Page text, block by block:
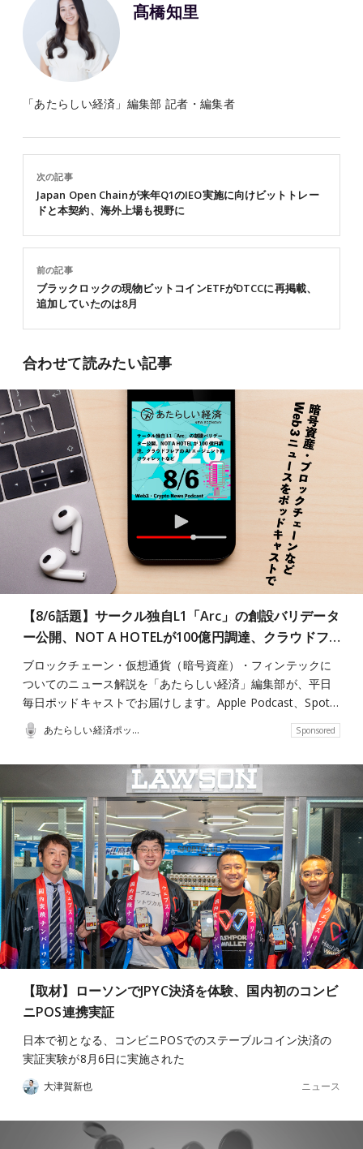
髙橋知里
「あたらしい経済」編集部 記者・編集者
前の記事
ブラックロックの現物ビットコインETFがDTCCに再掲載、
追加していたのは8月
次の記事
Japan Open Chainが来年Q1のIEO実施に向けビットトレー
ドと本契約、海外上場も視野に
合わせて読みたい記事
【8/6話題】サークル独自L1「Arc」の創設バリデータ
ー公開、NOT A HOTELが100億円調達、クラウドフ…
ブロックチェーン・仮想通貨（暗号資産）・フィンテックに
ついてのニュース解説を「あたらしい経済」編集部が、平日
毎日ポッドキャストでお届けします。Apple Podcast、Spot…
あたらしい経済ポッドキャスト Sponsored
【取材】ローソンでJPYC決済を体験、国内初のコンビ
ニPOS連携実証
日本で初となる、コンビニPOSでのステーブルコイン決済の
実証実験が8月6日に実施された
大津賀新也 ニュース